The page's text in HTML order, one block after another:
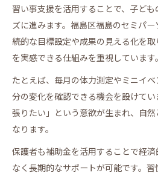
習い事支援を活用することで、子ど
ズに進みます。福島区福島のセミパ
続的な目標設定や成果の見える化を
を実感できる仕組みを重視しています。
たとえば、毎月の体力測定やミニイ
分の変化を確認できる機会を設けて
張りたい」という意欲が生まれ、自
なります。
保護者も補助金を活用することで経
なく長期的なサポートが可能です。習